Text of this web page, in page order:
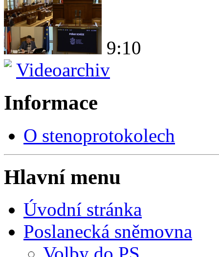
9:10
Videoarchiv
Informace
O stenoprotokolech
Hlavní menu
Úvodní stránka
Poslanecká sněmovna